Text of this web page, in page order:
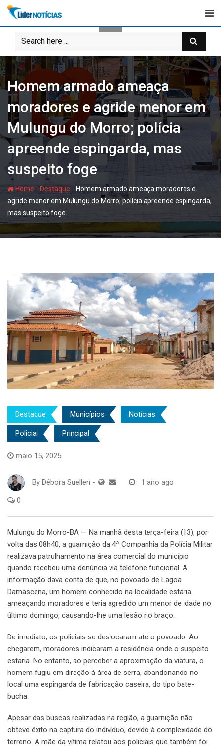
Skip
content
Homem armado ameaça
moradores e agride menor em
Mulungu do Morro; polícia
apreende espingarda, mas
suspeito foge
Home - Destaque - Homem armado ameaça moradores e
agride menor em Mulungu do Morro; polícia apreende espingarda,
mas suspeito foge
Destaque Municípios Notícias
Policial Principal
maio 15, 2025
By Débora Suellen - 1 ano ago
0
Mulungu do Morro-BA — Na manhã desta terça-feira (13), por
volta das 08h40, a guarnição da 4ª Companhia da Polícia Militar
realizava patrulhamento na área comercial do município
quando recebeu uma denúncia via telefone funcional. A
informação dava conta de que, no povoado de Lagoa
Damascena, um homem conhecido na localidade estaria
ameaçando moradores e teria agredido um menor de idade no
último domingo, causando-lhe uma lesão no braço.
De imediato, os policiais se deslocaram até o povoado. Ao
chegarem, moradores indicaram a residência onde o suspeito
estaria. No entanto, ao perceber a aproximação da viatura, o
homem fugiu em direção à área de serra, abandonando no
local uma espingarda de fabricação caseira, do tipo bate-
bucha.
Apesar das buscas realizadas na região, a guarnição não
obteve êxito na captura do indivíduo, devido à complexidade do
terreno. A mãe da vítima relatou aos policiais que também foi